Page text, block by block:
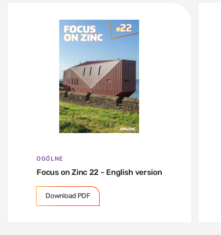
OGÓLNE
Focus on Zinc 22 - English version
Download PDF